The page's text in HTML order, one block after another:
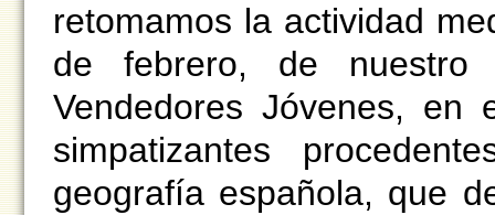
retomamos la actividad
de febrero, de nuestro
Vendedores Jóvenes,
simpatizantes
geografía española, que